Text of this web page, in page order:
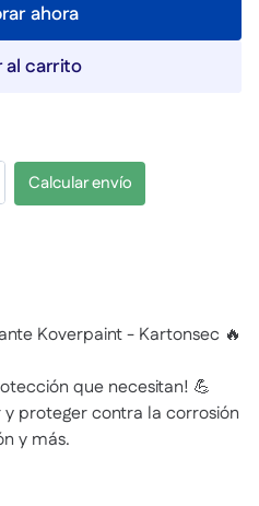
ahora
al carrito
Calcular envío
Koverpaint - Kartonsec 🔥
que necesitan! 💪
proteger contra la corrosión
y más.